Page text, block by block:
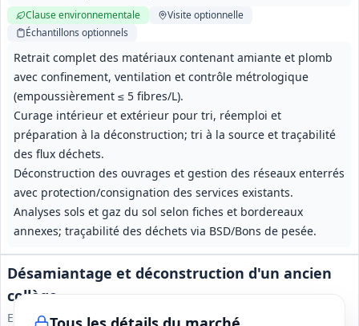
Retrait complet des matériaux contenant amiante et plomb
avec confinement, ventilation et contrôle métrologique
(empoussièrement ≤ 5 fibres/L).
Curage intérieur et extérieur pour tri, réemploi et
préparation à la déconstruction; tri à la source et traçabilité
des flux déchets.
Déconstruction des ouvrages et gestion des réseaux enterrés
avec protection/consignation des services existants.
Analyses sols et gaz du sol selon fiches et bordereaux
annexes; traçabilité des déchets via BSD/Bons de pesée.
Clause environnementale Visiteoptionnelle
Échantillons optionnels
Désamiantage et déconstruction d'un ancien
collège
EPF Normandie